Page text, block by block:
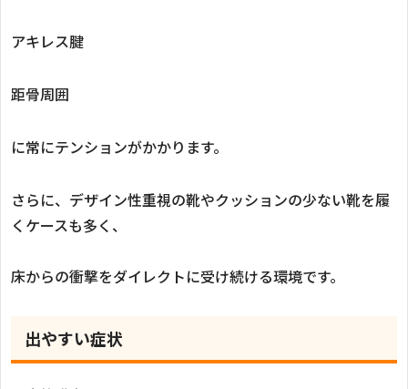
アキレス腱
距骨周囲
に常にテンションがかかります。
さらに、デザイン性重視の靴やクッションの少ない靴を履
くケースも多く、
床からの衝撃をダイレクトに受け続ける環境です。
出やすい症状